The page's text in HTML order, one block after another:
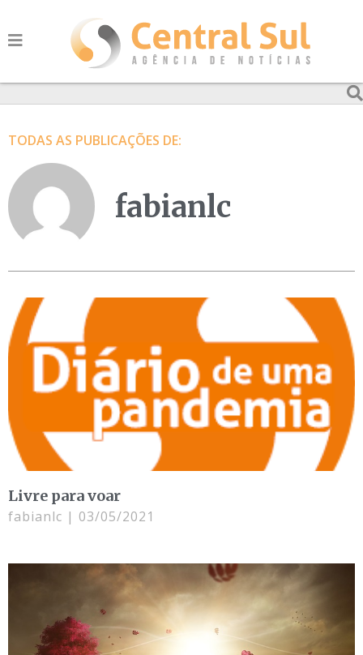
TODAS AS PUBLICAÇÕES DE:
fabianlc
Livre para voar
fabianlc 03/05/2021